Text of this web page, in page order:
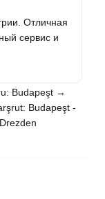
Отличная
сервис и
Budapeşt →
Budapeşt -